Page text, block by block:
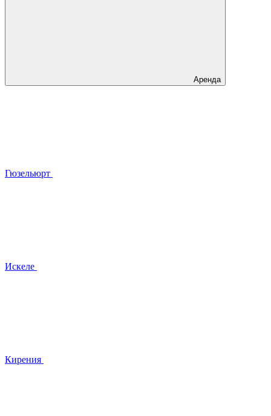
Аренда
Гюзельюрт
Искеле
Кирения